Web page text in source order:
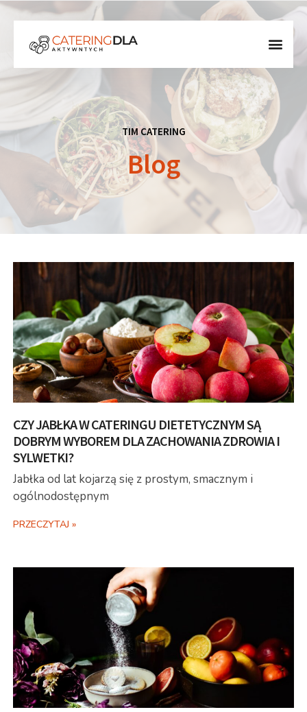
TIM CATERING
Blog
CZY JABŁKA W CATERINGU DIETETYCZNYM SĄ
DOBRYM WYBOREM DLA ZACHOWANIA ZDROWIA I
SYLWETKI?
Jabłka od lat kojarzą się z prostym, smacznym i
ogólnodostępnym
PRZECZYTAJ »